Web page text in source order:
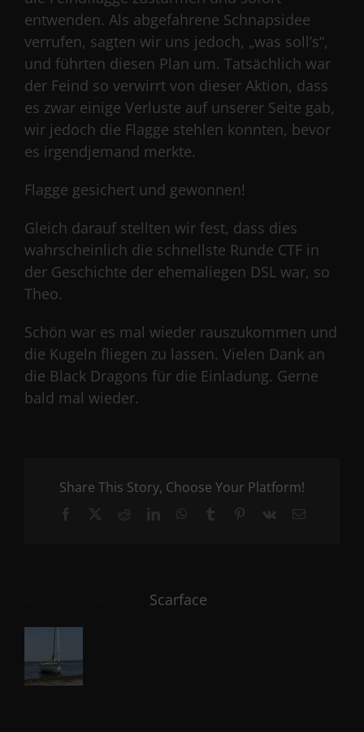
entwenden. Als abgefahrene Schnapsidee
verrufen, sagten wir uns jedoch, „was soll’s“,
und führten diesen Plan um. Tatsächlich war
der Feind so verwirrt von dieser Aktion, dass
es zwar einige Verluste auf unserer Seite gab,
wir jedoch die Flagge stehlen konnten, bevor
es irgendjemand merkte.
Flagge gesichert und gewonnen!
Gleich darauf stellten wir fest, dass dies
wahrscheinlich die schnellste Runde CTF in
der Geschichte der ehemaliegen DSL war, so
Theo.
Schön war es mal wieder rauszukommen und
die Kugeln fliegen zu lassen. Vielen Dank an
die Black Dragons für die Einladung. Gerne
bald mal wieder.
Share This Story, Choose Your Platform!
Facebook RedditLinkedInWhatsApp
Tumblr Pinterest
Vk Email
Scarface